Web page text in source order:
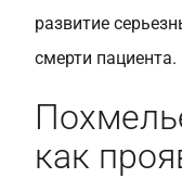
развитие
смерти пациента.
как